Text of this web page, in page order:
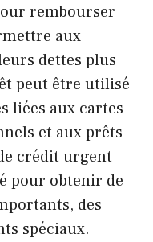
rembourser
aux
dettes plus
peut être utilisé
liées aux cartes
et aux prêts
crédit urgent
pour obtenir de
des
spéciaux.